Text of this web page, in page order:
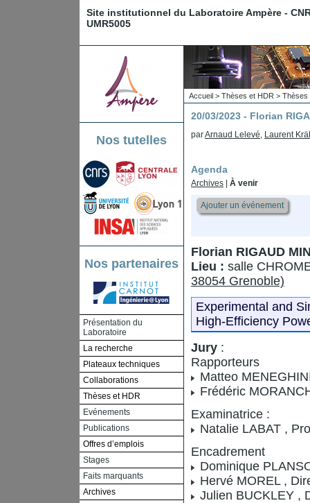
Site institutionnel du Laboratoire Ampère -
UMR5005
Nos tutelles
Nos partenaires
Présentation du
Laboratoire
La recherche
Plateaux techniques
Collaborations
Thèses et HDR
Evénements
Publications
Offres d’emplois
Stages
Faits marquants
Archives
Accueil > Thèses et HDR > Thèses
20/03/2023 - Florian
parArnaud Lelevé, Laurent
Agenda
Archives À venir
Ajouter un événement
Florian RIGAUD
Lieu : salle
38054 Grenoble)
Experimental and
High-Efficiency
Jury :
Rapporteurs
Matteo
Frédéric
Examinatrice :
Natalie LABAT ,
Encadrement
Dominique
Hervé MOREL ,
Julien BUCKLEY ,